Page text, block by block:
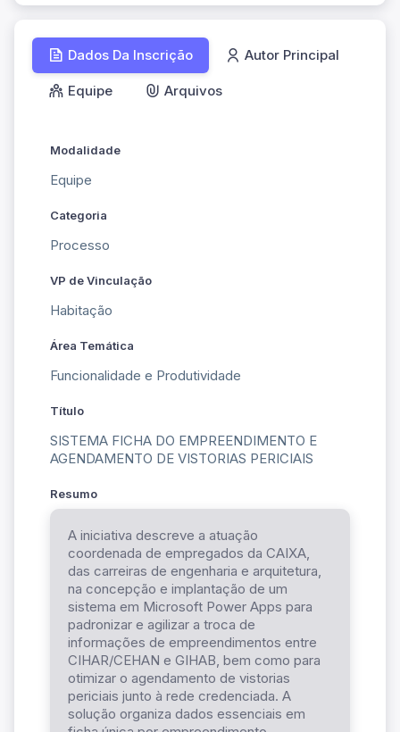
Dados Da Inscrição Autor Principal
Equipe Arquivos
Modalidade
Equipe
Categoria
Processo
VP de Vinculação
Habitação
Área Temática
Funcionalidade e Produtividade
Título
SISTEMA FICHA DO EMPREENDIMENTO E
AGENDAMENTO DE VISTORIAS PERICIAIS
Resumo
A iniciativa descreve a atuação
coordenada de empregados da CAIXA,
das carreiras de engenharia e arquitetura,
na concepção e implantação de um
sistema em Microsoft Power Apps para
padronizar e agilizar a troca de
informações de empreendimentos entre
CIHAR/CEHAN e GIHAB, bem como para
otimizar o agendamento de vistorias
periciais junto à rede credenciada. A
solução organiza dados essenciais em